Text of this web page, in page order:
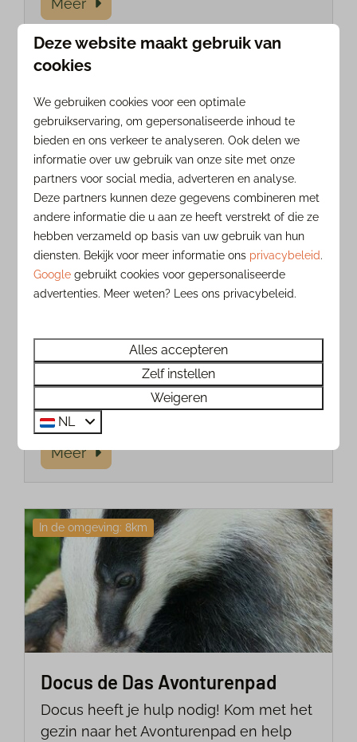
Kabouterpad
Volg de groene paaltjes en vind de
kabouters in het kabouterbos. Bij het
natuurcentrum kun je ook een map
foto's en verhaaltjes erin. Dat maakt het
nóg leuker. Lees meer op de website
van Natuurcentrum de Maashorst.
Meer
In de omgeving: 8km
Docus de Das Avonturenpad
Docus heeft je hulp nodig! Kom met het
gezin naar het Avonturenpad en help
Deze website maakt gebruik van
cookies
We gebruiken cookies voor een optimale
gebruikservaring, om gepersonaliseerde inhoud te
bieden en ons verkeer te analyseren. Ook delen we
informatie over uw gebruik van onze site met onze
partners voor social media, adverteren en analyse.
Deze partners kunnen deze gegevens combineren met
andere informatie die u aan ze heeft verstrekt of die ze
hebben verzameld op basis van uw gebruik van hun
diensten. Bekijk voor meer informatie ons privacybeleid.
Google gebruikt cookies voor gepersonaliseerde
advertenties. Meer weten? Lees ons privacybeleid.
Alles accepteren
Zelf instellen
Weigeren
NL